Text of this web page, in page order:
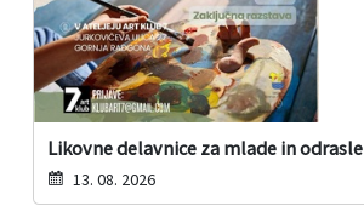
Likovne delavnice za mlade in odrasle
13. 08. 2026